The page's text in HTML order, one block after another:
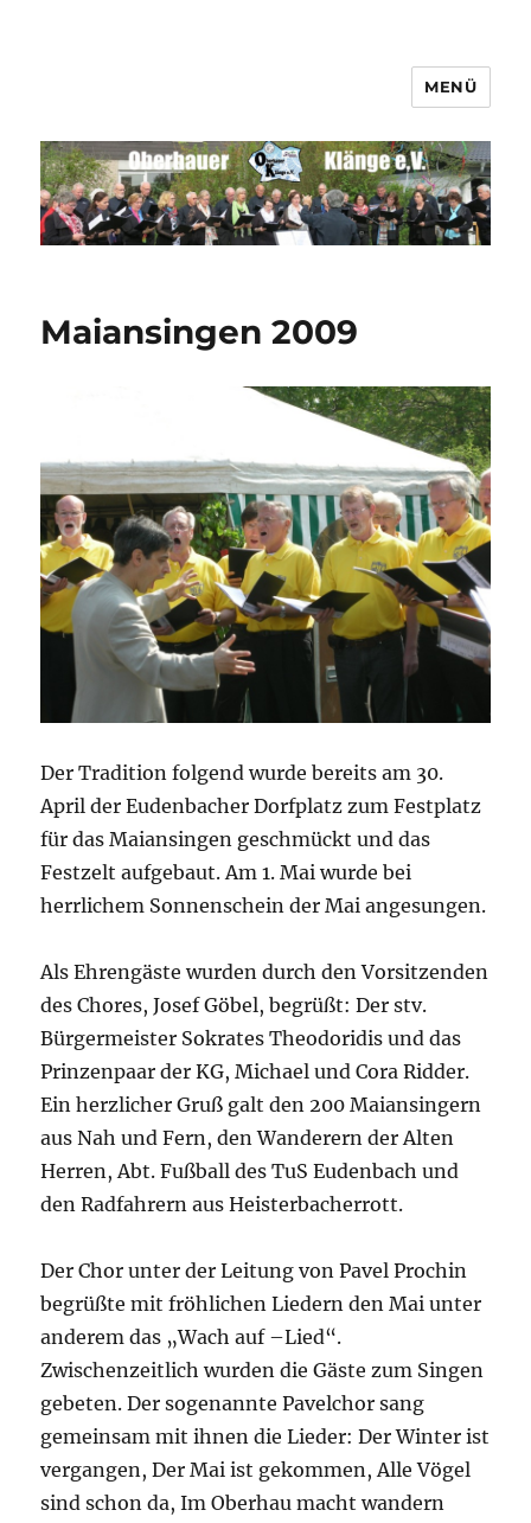
Männerchor Quirrenbach e.V.
MENÜ
Maiansingen 2009
Der Tradition folgend wurde bereits am 30.
April der Eudenbacher Dorfplatz zum Festplatz
für das Maiansingen geschmückt und das
Festzelt aufgebaut. Am 1. Mai wurde bei
herrlichem Sonnenschein der Mai angesungen.
Als Ehrengäste wurden durch den Vorsitzenden
des Chores, Josef Göbel, begrüßt: Der stv.
Bürgermeister Sokrates Theodoridis und das
Prinzenpaar der KG, Michael und Cora Ridder.
Ein herzlicher Gruß galt den 200 Maiansingern
aus Nah und Fern, den Wanderern der Alten
Herren, Abt. Fußball des TuS Eudenbach und
den Radfahrern aus Heisterbacherrott.
Der Chor unter der Leitung von Pavel Prochin
begrüßte mit fröhlichen Liedern den Mai unter
anderem das „Wach auf –Lied“.
Zwischenzeitlich wurden die Gäste zum Singen
gebeten. Der sogenannte Pavelchor sang
gemeinsam mit ihnen die Lieder: Der Winter ist
vergangen, Der Mai ist gekommen, Alle Vögel
sind schon da, Im Oberhau macht wandern